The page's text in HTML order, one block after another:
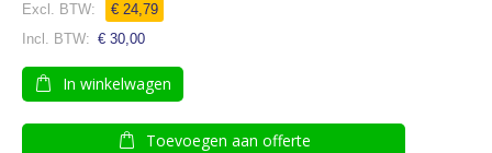
€ 24,79
€ 30,00
In winkelwagen
Toevoegen aan offerte